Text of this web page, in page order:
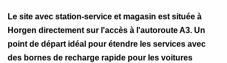
Le site avec station-service et magasin est située à
Horgen directement sur l'accès à l'autoroute A3. Un
point de départ idéal pour étendre les services avec
des bornes de recharge rapide pour les voitures